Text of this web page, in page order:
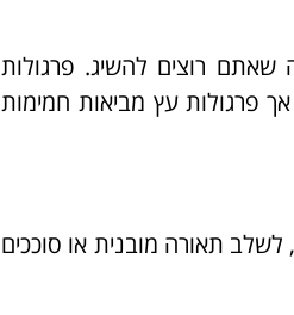
שאתם רוצים להשיג. פרגולות
פרגולות עץ מביאות חמימות
לשלב תאורה מובנית או סוככים